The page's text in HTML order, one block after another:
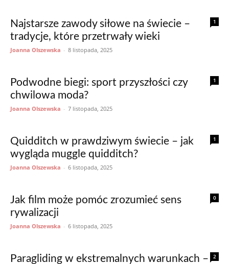
1
Najstarsze zawody siłowe na świecie –
tradycje, które przetrwały wieki
Joanna Olszewska - 8 listopada, 2025
1
Podwodne biegi: sport przyszłości czy
chwilowa moda?
Joanna Olszewska - 7 listopada, 2025
1
Quidditch w prawdziwym świecie – jak
wygląda muggle quidditch?
Joanna Olszewska - 6 listopada, 2025
0
Jak film może pomóc zrozumieć sens
rywalizacji
Joanna Olszewska - 6 listopada, 2025
2
Paragliding w ekstremalnych warunkach –